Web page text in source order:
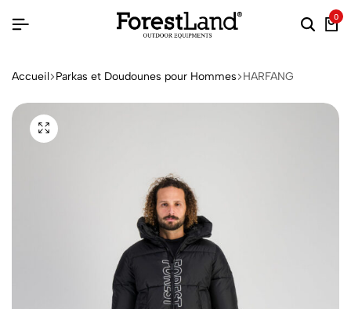
0
Accueil Parkas et Doudounes pour Hommes HARFANG